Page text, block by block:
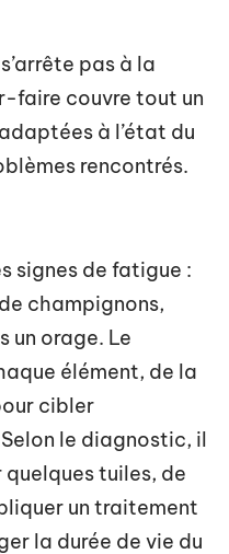
pas à la
faire couvre tout un
à l’état du
rencontrés.
signes de fatigue :
champignons,
un orage. Le
élément, de la
cibler
le diagnostic, il
tuiles, de
un traitement
la durée de vie du